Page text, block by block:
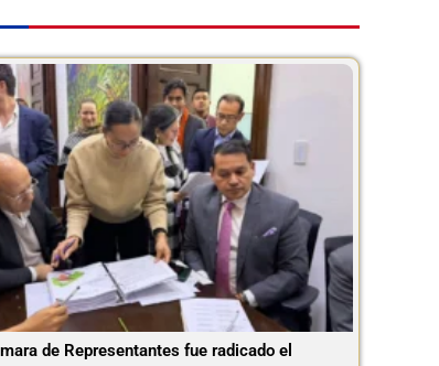
de Representantes fue radicado el